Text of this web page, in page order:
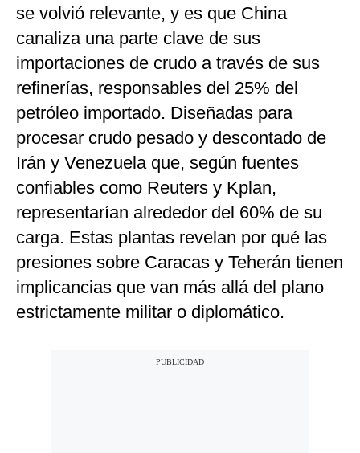
se volvió relevante, y es que China
canaliza una parte clave de sus
importaciones de crudo a través de sus
refinerías, responsables del 25% del
petróleo importado. Diseñadas para
procesar crudo pesado y descontado de
Irán y Venezuela que, según fuentes
confiables como Reuters y Kplan,
representarían alrededor del 60% de su
carga. Estas plantas revelan por qué las
presiones sobre Caracas y Teherán tienen
implicancias que van más allá del plano
estrictamente militar o diplomático.